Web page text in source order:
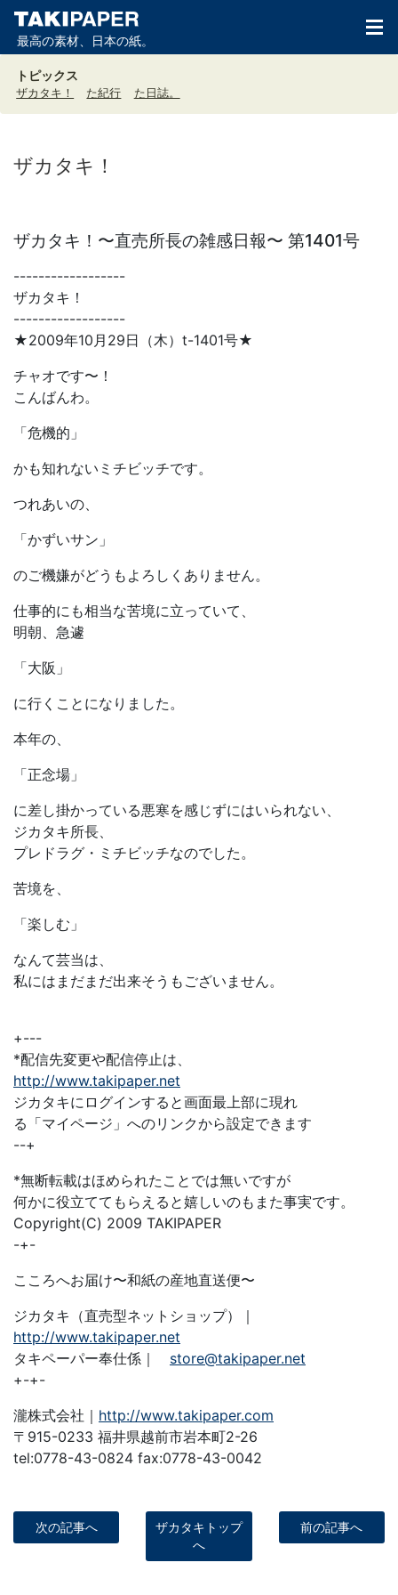
最高の素材、日本の紙。
トピックス
ザカタキ！ た紀行 た日誌。
ザカタキ！
ザカタキ！〜直売所長の雑感日報〜 第1401号
------------------
ザカタキ！
------------------
★2009年10月29日（木）t-1401号★
チャオです〜！
こんばんわ。
「危機的」
かも知れないミチビッチです。
つれあいの、
「かずいサン」
のご機嫌がどうもよろしくありません。
仕事的にも相当な苦境に立っていて、
明朝、急遽
「大阪」
に行くことになりました。
本年の、
「正念場」
に差し掛かっている悪寒を感じずにはいられない、
ジカタキ所長、
プレドラグ・ミチビッチなのでした。
苦境を、
「楽しむ」
なんて芸当は、
私にはまだまだ出来そうもございません。
+---
*配信先変更や配信停止は、
http://www.takipaper.net
ジカタキにログインすると画面最上部に現れ
る「マイページ」へのリンクから設定できます
--+
*無断転載はほめられたことでは無いですが
何かに役立ててもらえると嬉しいのもまた事実です。
Copyright(C) 2009 TAKIPAPER
-+-
こころへお届け〜和紙の産地直送便〜
ジカタキ（直売型ネットショップ）｜
http://www.takipaper.net
タキペーパー奉仕係｜ store@takipaper.net
+-+-
瀧株式会社｜ http://www.takipaper.com
〒915-0233 福井県越前市岩本町2-26
tel:0778-43-0824 fax:0778-43-0042
次の記事へ
ザカタキトップ
へ
前の記事へ